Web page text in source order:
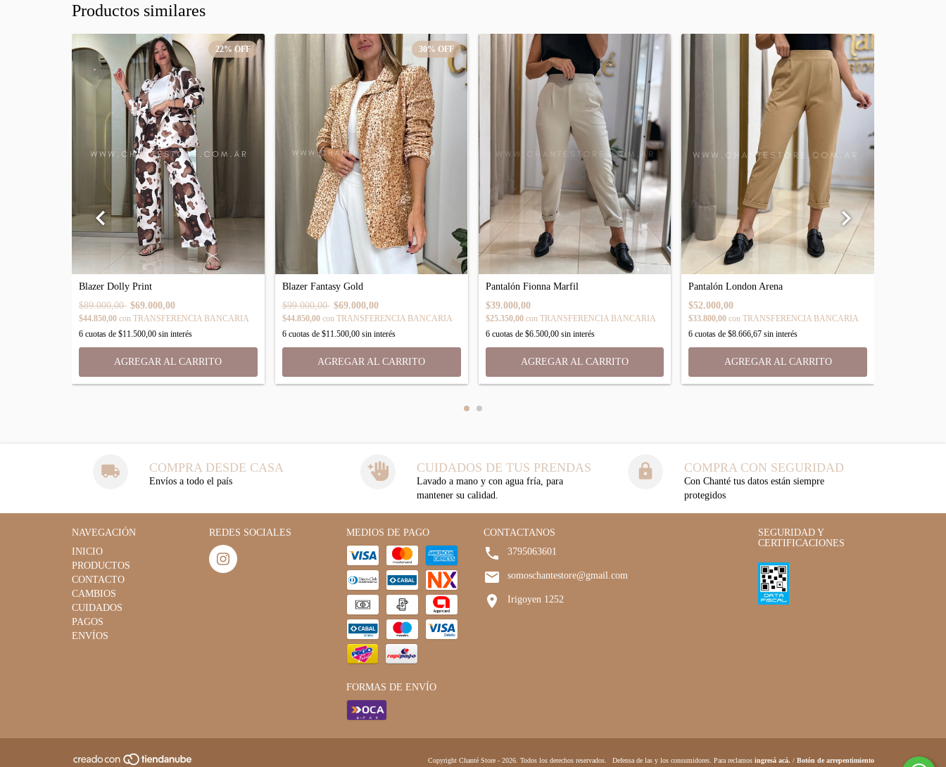
Productos similares
22%OFF
Blazer Dolly Print
$89.000,00 $69.000,00
$44.850,00 con TRANSFERENCIA BANCARIA
6 cuotas de $11.500,00 sin interés
AGREGAR AL CARRITO
30% OFF
Blazer Fantasy Gold
$99.000,00 $69.000,00
$44.850,00 con TRANSFERENCIA BANCARIA
6cuotas de $11.500,00sin interés
AGREGAR AL CARRITO
Pantalón Fionna Marfil
$39.000,00
$25.350,00 con TRANSFERENCIA BANCARIA
6cuotas de $6.500,00sin interés
AGREGAR AL CARRITO
Pantalón London Arena
$52.000,00
$33.800,00con TRANSFERENCIA BANCARIA
6 cuotas de$8.666,67 sin interés
AGREGAR AL CARRITO
COMPRA DESDE CASA
Envíos a todo el país
CUIDADOS DE TUS PRENDAS
Lavado a mano y con agua fría, para
mantener su calidad.
COMPRA CON SEGURIDAD
Con Chanté tus datos están siempre
protegidos
NAVEGACIÓN
INICIO
PRODUCTOS
CONTACTO
CAMBIOS
CUIDADOS
PAGOS
ENVÍOS
REDES SOCIALES MEDIOS DE PAGO
FORMAS DE ENVÍO
CONTACTANOS
3795063601
somoschantestore@gmail.com
Irigoyen 1252
SEGURIDAD Y
CERTIFICACIONES
Copyright Chanté Store - 2026. Todos los derechos reservados. Defensa de las y los consumidores. Para reclamos ingresá acá. / Botón de arrepentimiento